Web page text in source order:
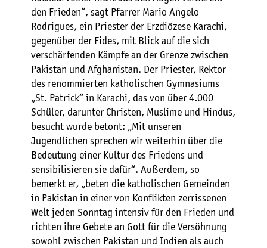
den Frieden“, sagt Pfarrer Mario Angelo
Rodrigues, ein Priester der Erzdiözese Karachi,
gegenüber der Fides, mit Blick auf die sich
verschärfenden Kämpfe an der Grenze zwischen
Pakistan und Afghanistan. Der Priester, Rektor
des renommierten katholischen Gymnasiums
„St. Patrick“ in Karachi, das von über 4.000
Schüler, darunter Christen, Muslime und Hindus,
besucht wurde betont: „Mit unseren
Jugendlichen sprechen wir weiterhin über die
Bedeutung einer Kultur des Friedens und
sensibilisieren sie dafür“. Außerdem, so
bemerkt er, „beten die katholischen Gemeinden
in Pakistan in einer von Konflikten zerrissenen
Welt jeden Sonntag intensiv für den Frieden und
richten ihre Gebete an Gott für die Versöhnung
sowohl zwischen Pakistan und Indien als auch